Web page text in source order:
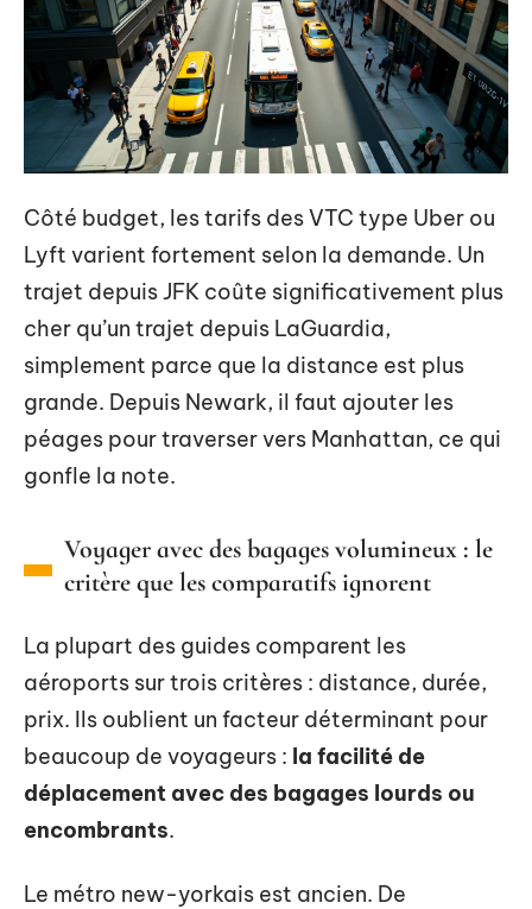
Côté budget, les tarifs des VTC type Uber ou
Lyft varient fortement selon la demande. Un
trajet depuis JFK coûte significativement plus
cher qu’un trajet depuis LaGuardia,
simplement parce que la distance est plus
grande. Depuis Newark, il faut ajouter les
péages pour traverser vers Manhattan, ce qui
gonfle la note.
Voyager avec des bagages volumineux : le
critère que les comparatifs ignorent
La plupart des guides comparent les
aéroports sur trois critères : distance, durée,
prix. Ils oublient un facteur déterminant pour
beaucoup de voyageurs : la facilité de
déplacement avec des bagages lourds ou
encombrants.
Le métro new-yorkais est ancien. De